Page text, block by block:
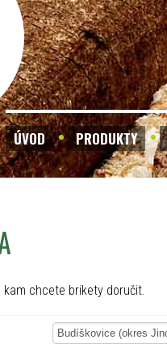
ÚVOD PRODUKTY
kam chcete brikety doručit.